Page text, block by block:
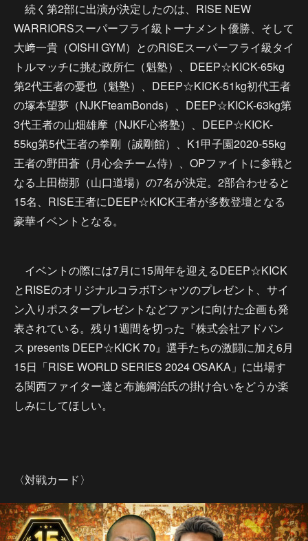
続く第2部に出演が決定したのは、RISE NEW
WARRIORSスーパーフライ級トーナメント優勝、そして
大﨑一貴（OISHI GYM）とのRISEスーパーフライ級タイ
トルマッチに挑む政所仁（魁塾）、DEEP☆KICK-65kg
第2代王者の憂也（魁塾）、DEEP☆KICK-51kg初代王者
の塚本望夢（NJKFteamBonds）、DEEP☆KICK-63kg第
3代王者の山畑雄摩（NJKF心将塾）、DEEP☆KICK-
55kg第5代王者の拳剛（誠剛館）、K1甲子園2020-55kg
王者の野田蒼（月心会チーム侍）、OPファイトに参戦と
なる上田樹那（山口道場）の7名が決定。2部合わせると
15名、RISE王者にDEEP☆KICK王者が多数登壇となる
豪華イベントとなる。
イベントの際には7月に15周年を迎えるDEEP☆KICK
とRISEのオリジナルコラボTシャツのプレゼント、サイ
ン入りポスタープレゼントなどファンに向けた企画も発
表されている。残り1週間を切った『株式会社アドバン
ス presents DEEP☆KICK 70』選手たちの激闘に加え6月
15日「RISE WORLD SERIES 2024 OSAKA」に出場す
る関西ファイター達と布施鋼治氏の掛け合いをどうか楽
しみにしてほしい。
〈対戦カード〉